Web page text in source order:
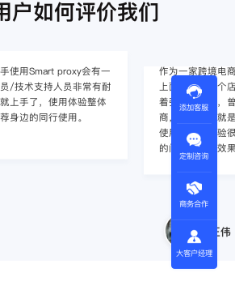
户如何评价我们
使用Smart proxy会有一
/技术支持人员非常有耐
上手了，使用体验整体
身边的同行使用。
作为一家跨境电
上面经营着多个
着强烈的需求，
商，不是断网就
使用效果，体验
的问题，使用效
王伟
添加客服
定制咨询
商务合作
大客户经理